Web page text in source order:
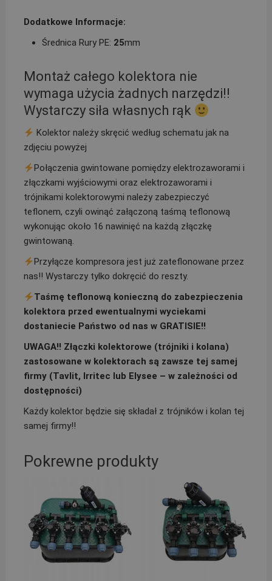
Dodatkowe Informacje:
Średnica Rury PE: 25mm
Montaż całego kolektora nie
wymaga użycia żadnych narzędzi!!
Wystarczy siła własnych rąk
Kolektor należy skręcić według schematu jak na
zdjęciu powyżej
Połączenia gwintowane pomiędzy elektrozaworami i
złączkami wyjściowymi oraz elektrozaworami i
trójnikami kolektorowymi należy zabezpieczyć
teflonem, czyli owinąć załączoną taśmą teflonową
wykonując około 16 nawinięć na każdą złączkę
gwintowaną.
Przyłącze kompresora jest już zateflonowane przez
nas!! Wystarczy tylko dokręcić do reszty.
Taśmę teflonową konieczną do zabezpieczenia
kolektora przed ewentualnymi wyciekami
dostaniecie Państwo od nas w GRATISIE!!
UWAGA!! Złączki kolektorowe (trójniki i kolana)
zastosowane w kolektorach są zawsze tej samej
firmy (Tavlit, Irritec lub Elysee – w zależności od
dostępności)
Każdy kolektor będzie się składał z trójników i kolan tej
samej firmy!!
Pokrewne produkty